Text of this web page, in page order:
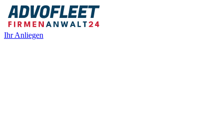
Ihr Anliegen